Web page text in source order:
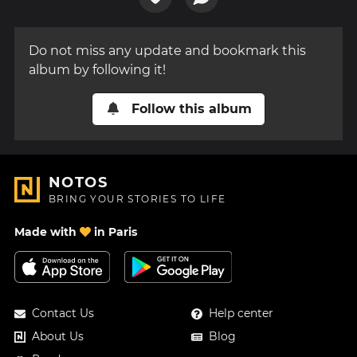
Do not miss any update and bookmark this
album by following it!
Follow this album
NOTOS
BRING YOUR STORIES TO LIFE
Made with in Paris
Contact Us
About Us
Help center
Blog